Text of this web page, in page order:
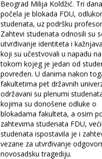
Beograd Milija Koldžić. Tri
počela je blokada FDU,
studenata, uz podršku
Zahtevi studenata odnosili su
utvrđivanje identiteta i
koji su učestvovali u napadu
tokom kojeg je jedan od
povređen. U danima nakon
fakultetima pet državnih
održavani su plenumi
kojima su donošene odluke o
blokadama fakulteta, a osim
zahtevima studenata FDU,
studenata ispostavila je i
vezane za utvrđivanje
novosadsku tragediju.